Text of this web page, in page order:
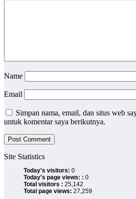
Name
Email
Simpan nama, email, dan situs web
untuk komentar saya berikutnya.
Site Statistics
Today's visitors: 0
Today's page views: : 0
Total visitors : 25,142
Total page views: 27,259